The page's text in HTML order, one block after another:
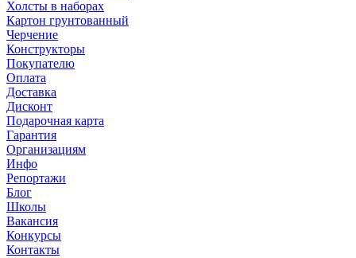
Холсты в наборах
Картон грунтованный
Черчение
Конструкторы
Покупателю
Оплата
Доставка
Дисконт
Подарочная карта
Гарантия
Организациям
Инфо
Репортажи
Блог
Школы
Вакансия
Конкурсы
Контакты